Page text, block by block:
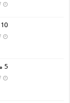
10 أهم معلومات عن كوكب المريخ
5 من سلبيات التسوق عبر الإنترنت ؟